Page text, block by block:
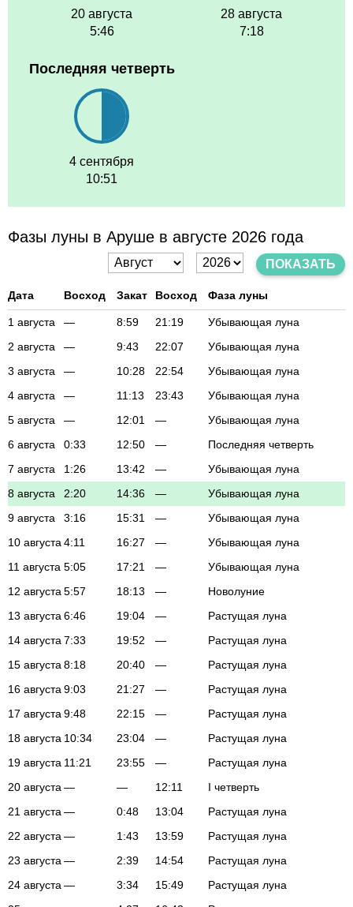
20 августа
5:46
28 августа
7:18
Последняя четверть
4 сентября
10:51
Фазы луны в Аруше в августе 2026 года
ПОКАЗАТЬ
Дата Восход Закат Восход Фаза луны
1 августа — 8:59 21:19
Убывающая луна
2 августа
— 9:43 22:07
Убывающая луна
3 августа
— 10:28 22:54
Убывающая луна
4 августа
— 11:13 23:43
Убывающая луна
5 августа
— 12:01 —
Убывающая луна
6 августа
0:33 12:50 —
Последняя четверть
7 августа
1:26 13:42 —
Убывающая луна
8 августа
2:20 14:36 —
Убывающая луна
9 августа
3:16 15:31 —
Убывающая луна
10 августа 4:11 16:27 —
Убывающая луна
11 августа 5:05 17:21 —
Убывающая луна
12 августа 5:57 18:13 —
Новолуние
13 августа 6:46 19:04 —
Растущая луна
14 августа 7:33 19:52 —
Растущая луна
15 августа 8:18 20:40 —
Растущая луна
16 августа 9:03 21:27 —
Растущая луна
17 августа 9:48 22:15 —
Растущая луна
18 августа 10:34 23:04 —
Растущая луна
19 августа 11:21 23:55 —
Растущая луна
20 августа — — 12:11
I четверть
21 августа — 0:48 13:04
Растущая луна
22 августа — 1:43 13:59
Растущая луна
23 августа — 2:39 14:54
Растущая луна
24 августа — 3:34 15:49
Растущая луна